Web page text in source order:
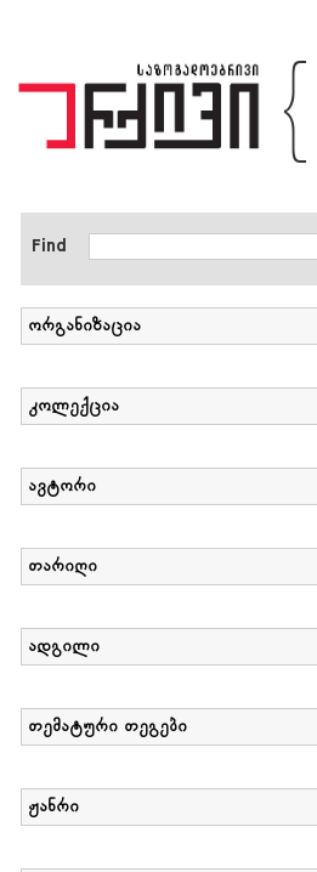
{
Find
ორგანიზაცია
კოლექცია
ავტორი
თარიღი
ადგილი
თემატური თეგები
ჟანრი